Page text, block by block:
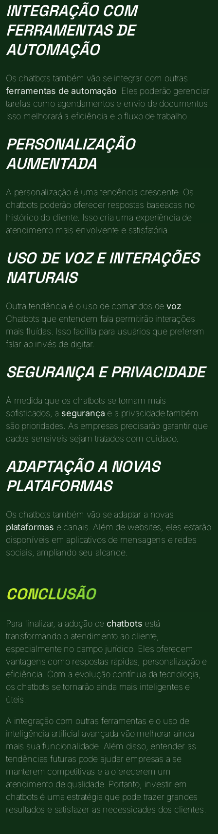
INTEGRAÇÃO COM
FERRAMENTAS DE
AUTOMAÇÃO
Os chatbots também vão se integrar com outras
ferramentas de automação . Eles poderão gerenciar
tarefas como agendamentos e envio de documentos.
Isso melhorará a eficiência e o fluxo de trabalho.
PERSONALIZAÇÃO
AUMENTADA
A personalização é uma tendência crescente. Os
chatbots poderão oferecer respostas baseadas no
histórico do cliente. Isso cria uma experiência de
atendimento mais envolvente e satisfatória.
USO DE VOZ E INTERAÇÕES
NATURAIS
Outra tendência é o uso de comandos de voz
Chatbots que entendem fala permitirão interações
mais fluídas. Isso facilita para usuários que preferem
falar ao invés de digitar.
SEGURANÇA E PRIVACIDADE
À medida que os chatbots se tornam mais
sofisticados, a segurança e a privacidade também
são prioridades. As empresas precisarão garantir que
dados sensíveis sejam tratados com cuidado.
ADAPTAÇÃO A NOVAS
PLATAFORMAS
Os chatbots também vão se adaptar a novas
plataformas e canais. Além de websites, eles estarão
disponíveis em aplicativos de mensagens e redes
sociais, ampliando seu alcance.
CONCLUSÃO
Para finalizar, a adoção de chatbots está
transformando o atendimento ao cliente,
especialmente no campo jurídico. Eles oferecem
vantagens como respostas rápidas, personalização e
eficiência. Com a evolução contínua da tecnologia,
os chatbots se tornarão ainda mais inteligentes e
úteis.
A integração com outras ferramentas e o uso de
inteligência artificial avançada vão melhorar ainda
mais sua funcionalidade. Além disso, entender as
tendências futuras pode ajudar empresas a se
manterem competitivas e a oferecerem um
atendimento de qualidade. Portanto, investir em
chatbots é uma estratégia que pode trazer grandes
resultados e satisfazer as necessidades dos clientes.